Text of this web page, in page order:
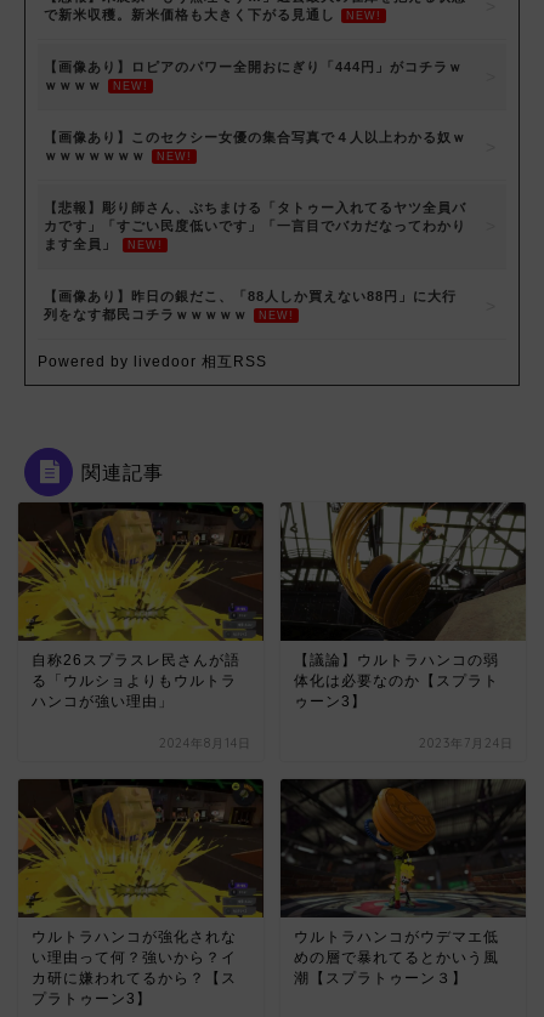
で新米収穫。新米価格も大きく下がる見通し
NEW!
【画像あり】ロピアのパワー全開おにぎり「444円」がコチラｗ
ｗｗｗｗ
NEW!
【画像あり】このセクシー女優の集合写真で４人以上わかる奴ｗ
ｗｗｗｗｗｗｗ
NEW!
【悲報】彫り師さん、ぶちまける「タトゥー入れてるヤツ全員バ
カです」「すごい民度低いです」「一言目でバカだなってわかり
ます全員」
NEW!
【画像あり】昨日の銀だこ、「88人しか買えない88円」に大行
列をなす都民コチラｗｗｗｗｗ
NEW!
Powered by livedoor 相互RSS
関連記事
自称26スプラスレ民さんが語
る「ウルショよりもウルトラ
ハンコが強い理由」
2024年8月14日
【議論】ウルトラハンコの弱
体化は必要なのか【スプラト
ゥーン3】
2023年7月24日
ウルトラハンコが強化されな
い理由って何？強いから？イ
カ研に嫌われてるから？【ス
プラトゥーン3】
ウルトラハンコがウデマエ低
めの層で暴れてるとかいう風
潮【スプラトゥーン３】